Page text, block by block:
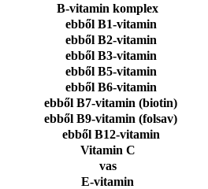
B-vitamin komplex
ebből B1-vitamin
ebből B2-vitamin
ebből B3-vitamin
ebből B5-vitamin
ebből B6-vitamin
ebből B7-vitamin (biotin)
ebből B9-vitamin (folsav)
ebből B12-vitamin
Vitamin C
vas
E-vitamin